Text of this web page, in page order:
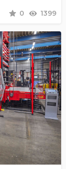
0 1399